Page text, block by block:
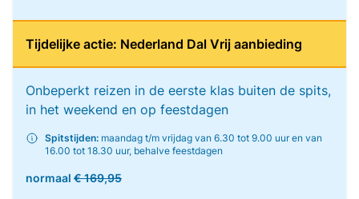
Tijdelijke actie: Nederland Dal Vrij aanbieding
Onbeperkt reizen in de eerste klas buiten de spits,
in het weekend en op feestdagen
Spitstijden: maandag t/m vrijdag van 6.30 tot 9.00 uur en van
16.00 tot 18.30 uur, behalve feestdagen
normaal € 169,95